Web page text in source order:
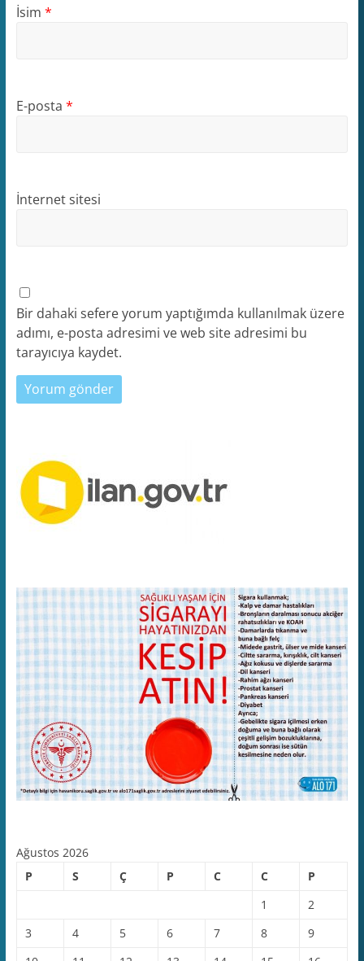
İsim *
E-posta *
İnternet sitesi
Bir dahaki sefere yorum yaptığımda kullanılmak üzere
adımı, e-posta adresimi ve web site adresimi bu
tarayıcıya kaydet.
Ağustos 2026
P
S Ç P C C
P
1
2
3
4 5 6 7 8
9